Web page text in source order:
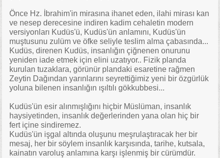
Önce Hz. İbrahim'in mirasına ihanet eden, ilahi mirası kan
ve nesep derecesine indiren kadim cehaletin modern
versiyonları Kudüs'ü, Kudüs'ün anlamını, Kudüs'ün
muştusunu zulüm ve öfke seliyle teslim alma çabasında...
Kudüs, direnen Kudüs, insanlığın çiğnenen onurunu
yeniden iade etmek için elini uzatıyor.. Fizik planda
kurulan tuzaklara, görünür plandaki esaretine rağmen
Zeytin Dağından yarınlarını seyrettiğimiz yeni bir özgürlük
yoluna bilenen insanlığın ışıltılı gökkubbesi...
Kudüs'ün esir alınmışlığını hiçbir Müslüman, insanlık
haysiyetinden, insanlık değerlerinden yana olan hiç bir
fert içine sindiremez.
Kudüs'ün işgal altında oluşunu meşrulaştıracak her bir
mesaj, her bir söylem insanlık karşısında, tarihe, kutsala,
kainatın varoluş anlamına karşı işlenmiş bir cürümdür.